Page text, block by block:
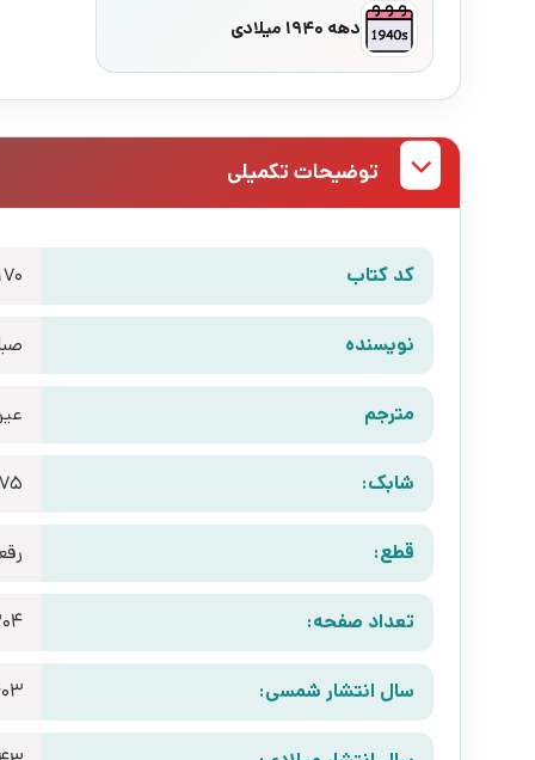
دهه 1940 میلادی
توضیحات تکمیلی
کد کتاب
نویسنده
مترجم
شابک:
قطع:
تعداد صفحه:
سال انتشار شمسی: